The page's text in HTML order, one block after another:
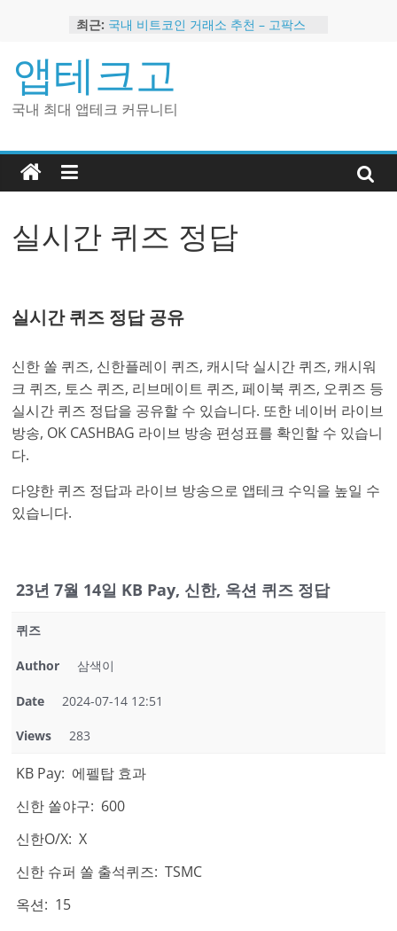
content
최근: 국내 비트코인 거래소 추천 – 고팍스
트
2024 강력히 추천하는 은행 멤버십 현
금 앱테크
해외 코인 거래소 추천 순위 BEST 2
앱테크고
국내 최대 앱테크 커뮤니티
실시간 퀴즈 정답
실시간 퀴즈 정답 공유
신한 쏠 퀴즈, 신한플레이 퀴즈, 캐시닥 실시간 퀴즈, 캐시워
크 퀴즈, 토스 퀴즈, 리브메이트 퀴즈, 페이북 퀴즈, 오퀴즈 등
실시간 퀴즈 정답을 공유할 수 있습니다. 또한 네이버 라이브
방송, OK CASHBAG 라이브 방송 편성표를 확인할 수 있습니
다.
다양한 퀴즈 정답과 라이브 방송으로 앱테크 수익을 높일 수
있습니다.
23년 7월 14일 KB Pay, 신한, 옥션 퀴즈 정답
퀴즈
Author 삼색이
Date 2024-07-14 12:51
Views 283
KB Pay: 에펠탑 효과
신한 쏠야구: 600
신한O/X: X
신한 슈퍼 쏠 출석퀴즈: TSMC
옥션: 15